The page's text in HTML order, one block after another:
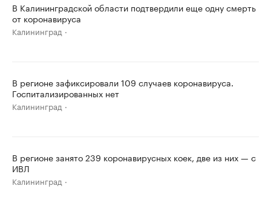
В Калининградской области подтвердили еще одну смерть
от коронавируса
Калининград
В регионе зафиксировали 109 случаев коронавируса.
Госпитализированных нет
Калининград
В регионе занято 239 коронавирусных коек, две из них — с
ИВЛ
Калининград